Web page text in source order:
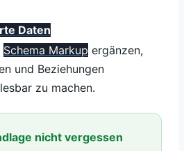
Daten
Schema Markup ergänzen,
und Beziehungen
zu machen.
nicht vergessen